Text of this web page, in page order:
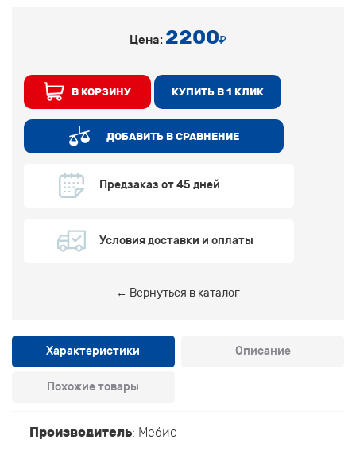
Цена: 2200₽
В КОРЗИНУ КУПИТЬ В 1 КЛИК
ДОБАВИТЬ В СРАВНЕНИЕ
Предзаказ от 45 дней
Условия доставки и оплаты
← Вернуться в каталог
Характеристики Описание
Похожие товары
Производитель: Мебис